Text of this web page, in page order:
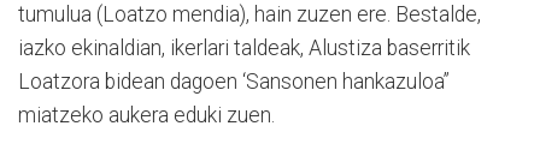
tumulua (Loatzo mendia), hain zuzen ere. Bestalde,
iazko ekinaldian, ikerlari taldeak, Alustiza baserritik
Loatzora bidean dagoen ‘Sansonen hankazuloa”
miatzeko aukera eduki zuen.